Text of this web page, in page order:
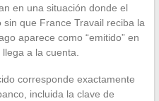
en una situación donde el
que France Travail reciba la
aparece como “emitido” en
a la cuenta.
corresponde exactamente
incluida la clave de